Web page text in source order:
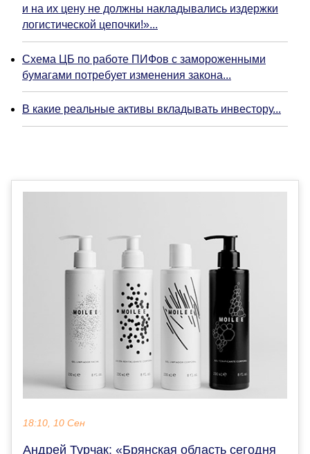
и на их цену не должны накладывались издержки
логистической цепочки!»...
Схема ЦБ по работе ПИФов с замороженными
бумагами потребует изменения закона...
В какие реальные активы вкладывать инвестору...
18:10, 10 Сен
Андрей Турчак: «Брянская область сегодня